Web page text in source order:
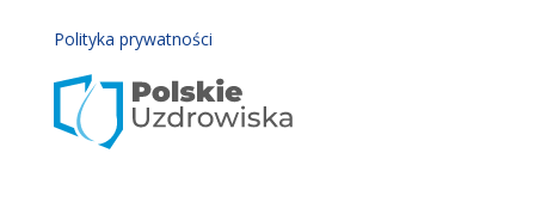
Polityka prywatności